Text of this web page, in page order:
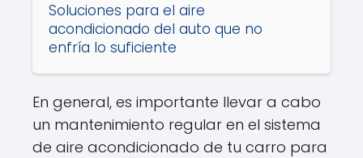
Soluciones para el aire
acondicionado del auto que no
enfría lo suficiente
En general, es importante llevar a cabo
un mantenimiento regular en el sistema
de aire acondicionado de tu carro para